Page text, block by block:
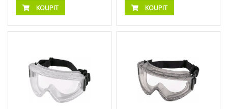
KOUPIT KOUPIT